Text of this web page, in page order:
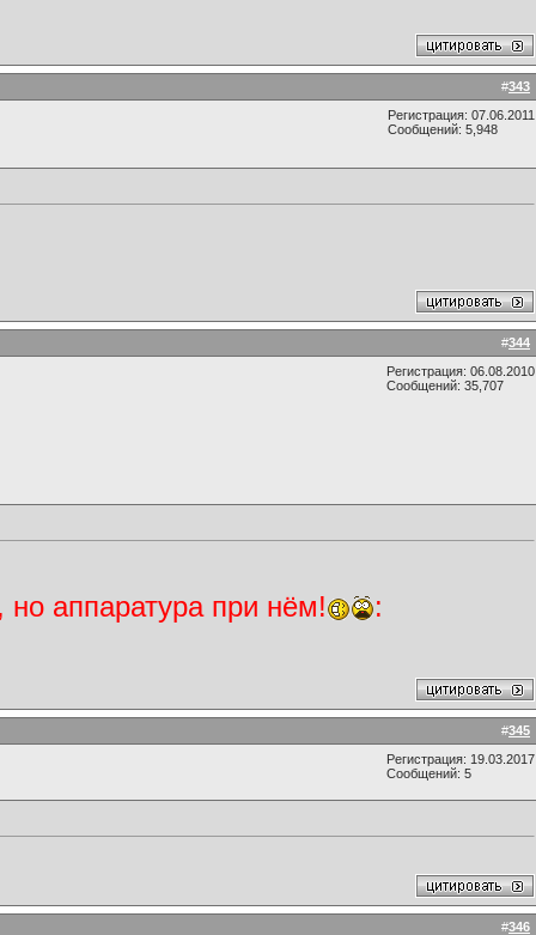
#343
Регистрация: 07.06.2011
Сообщений: 5,948
#344
Регистрация: 06.08.2010
Сообщений: 35,707
аппаратура при нём! :
#345
Регистрация: 19.03.2017
Сообщений: 5
#346